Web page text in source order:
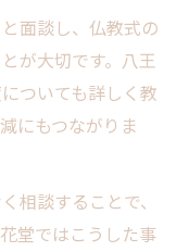
メリット
のポイント
面談し、仏教式の
が大切です。八王
ついても詳しく教
にもつながりま
相談することで、
堂ではこうした事